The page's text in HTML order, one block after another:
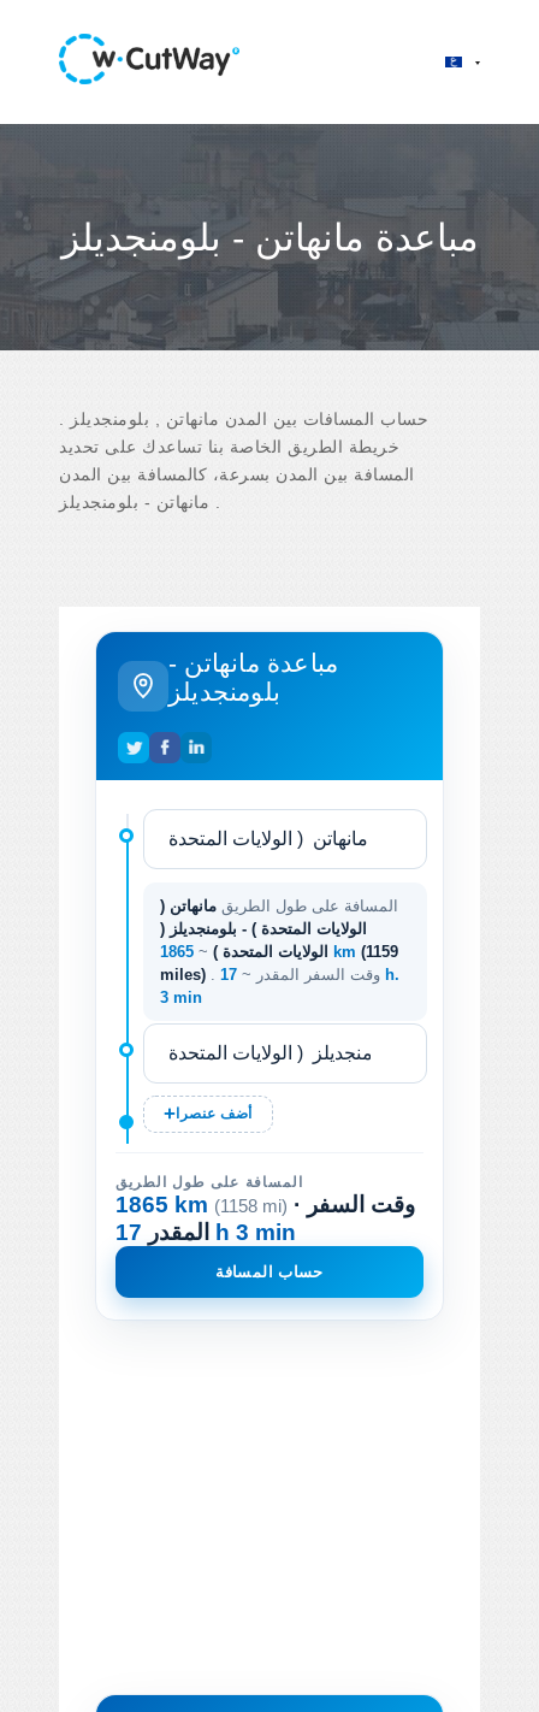
مباعدة مانهاتن - بلومنجديلز
حساب المسافات بين المدن مانهاتن , بلومنجديلز .
خريطة الطريق الخاصة بنا تساعدك على تحديد
المسافة بين المدن بسرعة، كالمسافة بين المدن
مباعدة مانهاتن -
بلومنجديلز
المسافة على طول الطريق مانهاتن (
الولايات المتحدة ) - بلومنجديلز (
الولايات المتحدة ) ~ 1865 km (1159
miles)
. وقت السفر المقدر ~ 17 h.
3 min
أضف عنصرا
المسافة على طول الطريق
1865 km (1158 mi) · وقت السفر
المقدر 17 h 3 min
حساب المسافة